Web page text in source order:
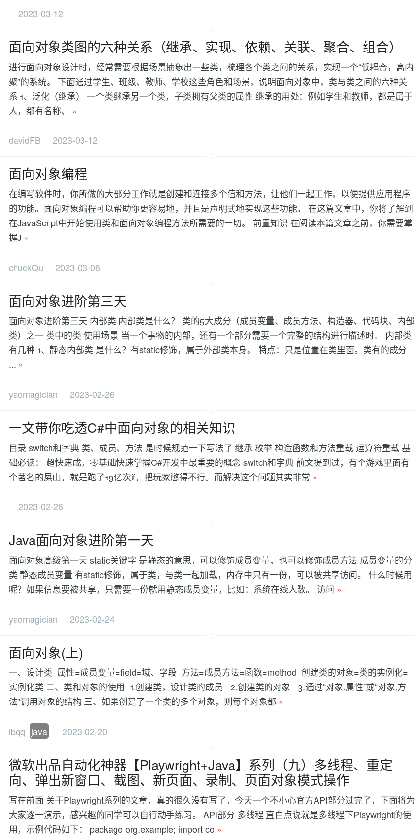
2023-03-12
面向对象类图的六种关系（继承、实现、依赖、关联、聚合、组合）
进行面向对象设计时，经常需要根据场景抽象出一些类，梳理各个类之间的关系，实现一个“低耦合，高内
聚”的系统。 下面通过学生、班级、教师、学校这些角色和场景，说明面向对象中，类与类之间的六种关
系 1、泛化（继承） 一个类继承另一个类，子类拥有父类的属性 继承的用处：例如学生和教师，都是属于
人，都有名称、 »
davidFB 2023-03-12
面向对象编程
在编写软件时，你所做的大部分工作就是创建和连接多个值和方法，让他们一起工作，以便提供应用程序
的功能。面向对象编程可以帮助你更容易地，并且是声明式地实现这些功能。 在这篇文章中，你将了解到
在JavaScript中开始使用类和面向对象编程方法所需要的一切。 前置知识 在阅读本篇文章之前，你需要掌
握J »
chuckQu 2023-03-06
面向对象进阶第三天
面向对象进阶第三天 内部类 内部类是什么？ 类的5大成分（成员变量、成员方法、构造器、代码块、内部
类）之一 类中的类 使用场景 当一个事物的内部，还有一个部分需要一个完整的结构进行描述时。 内部类
有几种 1、静态内部类 是什么？有static修饰，属于外部类本身。 特点：只是位置在类里面。类有的成分
... »
yaomagician 2023-02-26
一文带你吃透C#中面向对象的相关知识
目录 switch和字典 类、成员、方法 是时候规范一下写法了 继承 枚举 构造函数和方法重载 运算符重载 基
础必读： 超快速成，零基础快速掌握C#开发中最重要的概念 switch和字典 前文提到过，有个游戏里面有
个著名的屎山，就是跑了19亿次if，把玩家憋得不行。而解决这个问题其实非常 »
2023-02-26
Java面向对象进阶第一天
面向对象高级第一天 static关键字 是静态的意思，可以修饰成员变量，也可以修饰成员方法 成员变量的分
类 静态成员变量 有static修饰，属于类，与类一起加载，内存中只有一份，可以被共享访问。 什么时候用
呢？如果信息要被共享，只需要一份就用静态成员变量，比如：系统在线人数。 访问 »
yaomagician 2023-02-24
面向对象(上)
一、设计类 属性=成员变量=field=域、字段 方法=成员方法=函数=method 创建类的对象=类的实例化=
实例化类 二、类和对象的使用 1.创建类，设计类的成员 2.创建类的对象 3.通过“对象.属性”或“对象.方
法”调用对象的结构 三、如果创建了一个类的多个对象，则每个对象都 »
lbqq java 2023-02-20
微软出品自动化神器【Playwright+Java】系列（九）多线程、重定
向、弹出新窗口、截图、新页面、录制、页面对象模式操作
写在前面 关于Playwright系列的文章，真的很久没有写了，今天一个不小心官方API部分过完了，下面将为
大家逐一演示，感兴趣的同学可以自行动手练习。 API部分 多线程 直白点说就是多线程下Playwright的使
用，示例代码如下： package org.example; import co »